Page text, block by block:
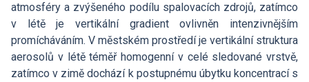
atmosféry a zvýšeného podílu spalovacích zdrojů, zatímco
v létě je vertikální gradient ovlivněn intenzivnějším
promícháváním. V městském prostředí je vertikální struktura
aerosolů v létě téměř homogenní v celé sledované vrstvě,
zatímco v zimě dochází k postupnému úbytku koncentrací s